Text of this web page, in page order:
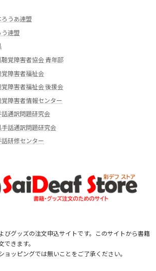
うあ連盟
う連盟
覚障害者協会 青年部
覚障害者福祉会
障害者福祉会 後援会
障害者情報センター
話通訳問題研究会
手話通訳問題研究会
研修センター
びグッズの注文申込サイトです。このサイトから書籍
できます。
ョッピングでは無いことをご了承ください。